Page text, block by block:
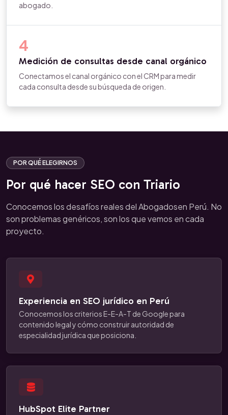
abogado.
4
Medición de consultas desde canal orgánico
Conectamos el canal orgánico con el CRM para medir
cada consulta desde su búsqueda de origen.
POR QUÉ ELEGIRNOS
Por qué hacer SEO con Triario
Conocemos los desafíos reales del Abogadosen Perú. No
son problemas genéricos, son los que vemos en cada
proyecto.
Experiencia en SEO jurídico en Perú
Conocemos los criterios E-E-A-T de Google para
contenido legal y cómo construir autoridad de
especialidad jurídica que posiciona.
HubSpot Elite Partner